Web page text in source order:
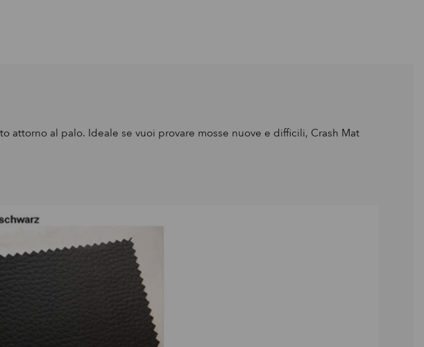
attorno al palo. Ideale se vuoi provare mosse nuove e difficili, Crash Mat